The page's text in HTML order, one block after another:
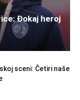
Đokaj heroj
sceni: Četiri naše